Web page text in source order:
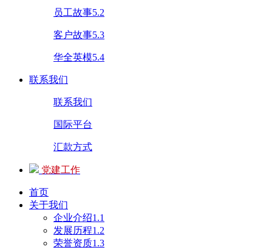
员工故事5.2
客户故事5.3
华全英模5.4
联系我们
联系我们
国际平台
汇款方式
党建工作
首页
关于我们
企业介绍1.1
发展历程1.2
荣誉资质1.3